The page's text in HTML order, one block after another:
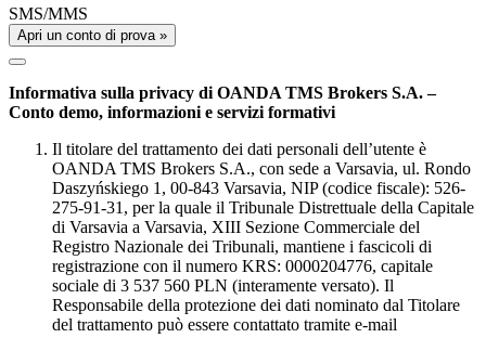
SMS/MMS
Apri un conto di prova »
Informativa sulla privacy di OANDA TMS Brokers S.A. –
Conto demo, informazioni e servizi formativi
Il titolare del trattamento dei dati personali dell’utente è
OANDA TMS Brokers S.A., con sede a Varsavia, ul. Rondo
Daszyńskiego 1, 00-843 Varsavia, NIP (codice fiscale): 526-
275-91-31, per la quale il Tribunale Distrettuale della Capitale
di Varsavia a Varsavia, XIII Sezione Commerciale del
Registro Nazionale dei Tribunali, mantiene i fascicoli di
registrazione con il numero KRS: 0000204776, capitale
sociale di 3 537 560 PLN (interamente versato). Il
Responsabile della protezione dei dati nominato dal Titolare
del trattamento può essere contattato tramite e-mail